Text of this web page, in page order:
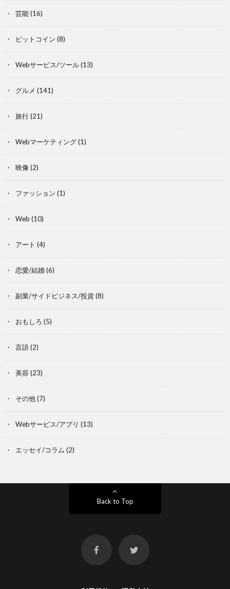
芸能(16)
ビットコイン (8)
Webサービス/ツール(13)
グルメ (141)
旅行(21)
Webマーケティング(1)
映像 (2)
ファッション (1)
Web (10)
アート (4)
恋愛/結婚(6)
副業/サイドビジネス/投資 (8)
おもしろ (5)
言語(2)
美容 (23)
その他(7)
Webサービス/アプリ (13)
エッセイ/コラム (2)
Back to Top